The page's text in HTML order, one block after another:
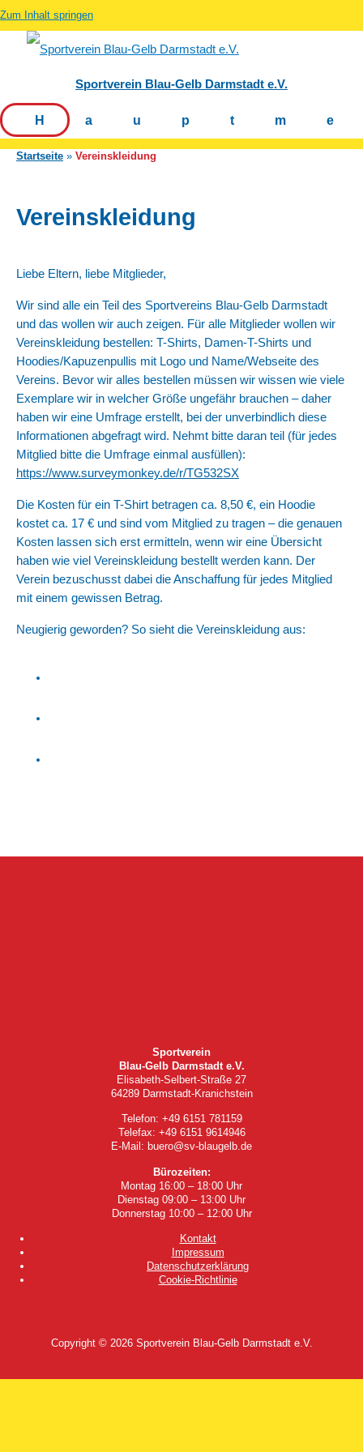
Zum Inhalt springen
Sportverein Blau-Gelb Darmstadt e.V.
Startseite Vereinskleidung
Vereinskleidung
Liebe Eltern, liebe Mitglieder,
Wir sind alle ein Teil des Sportvereins Blau-Gelb Darmstadt
und das wollen wir auch zeigen. Für alle Mitglieder wollen wir
Vereinskleidung bestellen: T-Shirts, Damen-T-Shirts und
Hoodies/Kapuzenpullis mit Logo und Name/Webseite des
Vereins. Bevor wir alles bestellen müssen wir wissen wie viele
Exemplare wir in welcher Größe ungefähr brauchen – daher
haben wir eine Umfrage erstellt, bei der unverbindlich diese
Informationen abgefragt wird. Nehmt bitte daran teil (für jedes
Mitglied bitte die Umfrage einmal ausfüllen):
https://www.surveymonkey.de/r/TG532SX
Die Kosten für ein T-Shirt betragen ca. 8,50 €, ein Hoodie
kostet ca. 17 € und sind vom Mitglied zu tragen – die genauen
Kosten lassen sich erst ermitteln, wenn wir eine Übersicht
haben wie viel Vereinskleidung bestellt werden kann. Der
Verein bezuschusst dabei die Anschaffung für jedes Mitglied
mit einem gewissen Betrag.
Neugierig geworden? So sieht die Vereinskleidung aus:
Sportverein
Blau-Gelb Darmstadt e.V.
Elisabeth-Selbert-Straße 27
64289 Darmstadt-Kranichstein
Telefon: +49 6151 781159
Telefax: +49 6151 9614946
E-Mail: buero@sv-blaugelb.de
Bürozeiten:
Montag 16:00 – 18:00 Uhr
Dienstag 09:00 – 13:00 Uhr
Donnerstag 10:00 – 12:00 Uhr
Kontakt
Impressum
Datenschutzerklärung
Cookie-Richtlinie
Copyright © 2026 Sportverein Blau-Gelb Darmstadt e.V.